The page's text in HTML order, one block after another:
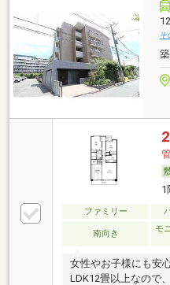
そ
1
ファミリー
南向き
モ
女性やお子様にも安
LDK12畳以上なので